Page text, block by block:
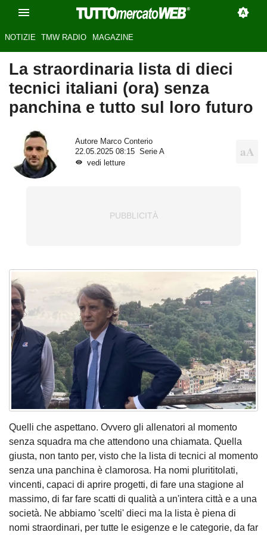
NOTIZIE TMW RADIO MAGAZINE
La straordinaria lista di dieci
tecnici italiani (ora) senza
panchina e tutto sul loro futuro
Autore Marco Conterio
22.05.2025 08:15
Serie A
vedi letture
Quelli che aspettano. Ovvero gli allenatori al momento
senza squadra ma che attendono una chiamata. Quella
giusta, non tanto per, visto che la lista di tecnici al momento
senza una panchina è clamorosa. Ha nomi plurititolati,
vincenti, capaci di aprire progetti, di fare una stagione al
massimo, di far fare scatti di qualità a un'intera città e a una
società. Ne abbiamo 'scelti' dieci ma la lista è piena di
nomi straordinari, per tutte le esigenze e le categorie, da far